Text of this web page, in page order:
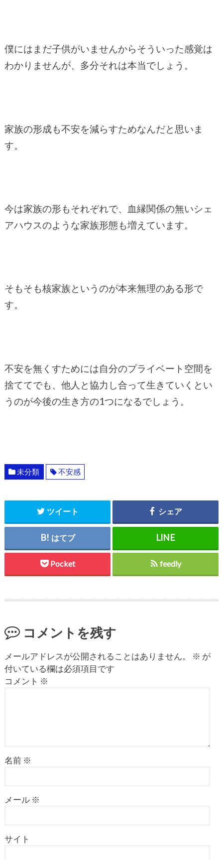
僕にはまだ子供がいませんからそういった感覚は
わかりませんが、多分それは本当でしょう。
家族の形成も不安を減らすためなんだと思いま
す。
今は家族の形もそれぞれで、血縁関係の無いシェ
アハウスのような家族形態も増えています。
そもそも核家族というのが本来無理のある形で
す。
不安を無くすためには自分のプライベート空間を
捨ててでも、他人と協力し合って生きていくとい
うのが今後の生き方の1つになるでしょう。
未分類 不安感
ツイート シェア
はてブ
Pocket feedly
コメントを残す
メールアドレスが公開されることはありません。 ※ が
付いている欄は必須項目です
コメント ※
名前 ※
メール ※
サイト